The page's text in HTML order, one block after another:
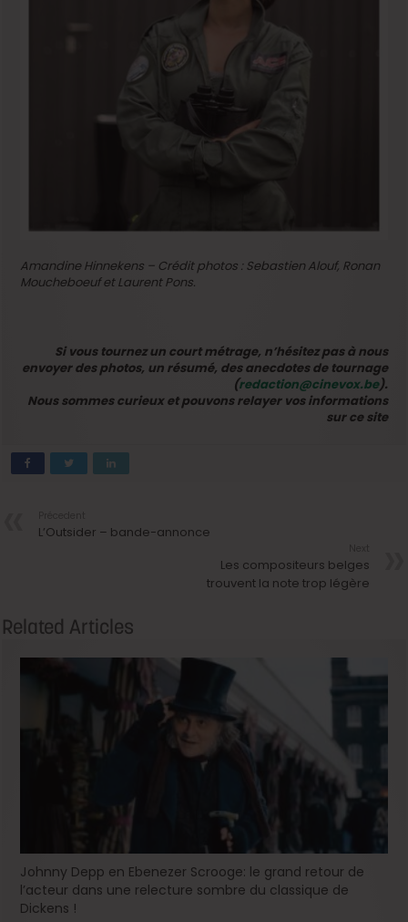
Amandine Hinnekens – Crédit photos : Sebastien Alouf, Ronan
Moucheboeuf et Laurent Pons.
Si vous tournez un court métrage, n’hésitez pas à nous
envoyer des photos, un résumé, des anecdotes de tournage
(redaction@cinevox.be).
Nous sommes curieux et pouvons relayer vos informations
sur ce site
L’Outsider – bande-annonce
Les compositeurs belges
trouvent la note trop légère
Related Articles
Johnny Depp en Ebenezer Scrooge: le grand retour de
l’acteur dans une relecture sombre du classique de
Dickens !